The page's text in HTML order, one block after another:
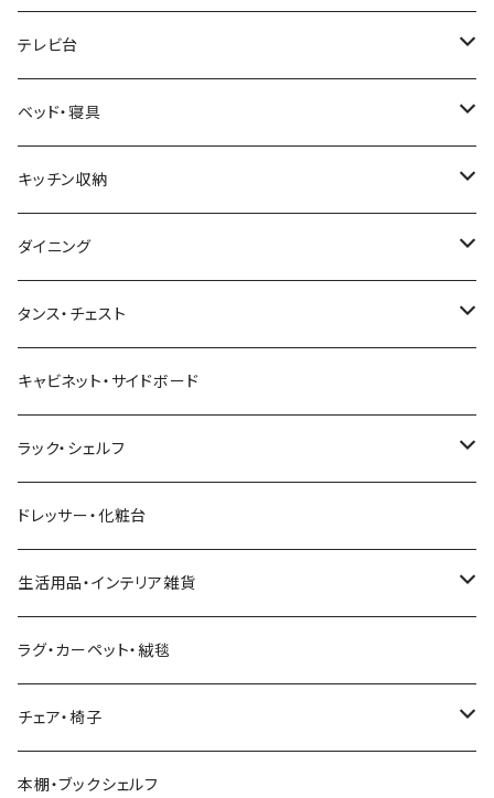
和風/和モダン
ミッドセンチュリー
西海岸風
カフェ風
ヴィンテージ
北欧風・ノルディック
インダストリアル
フレンチカントリー
アジアン
ボタニカル
モダン
カントリー
収納付きデスク
折りたたみデスク
サイズ
幅100cm以下
幅101～120cm
デスクワゴン
幅100cm以下
幅101～120cm
ローテーブル・リビングテーブル
サイドテーブル・ナイトテーブル
カウンターテーブル
こたつ・こたつテーブル
こたつテーブル+布団掛敷セット
こたつテーブル+掛け布団
ネストテーブル
折りたたみテーブル
昇降式・リフティングテーブル
サイズ
幅90cm以下
幅91～120cm
1人掛けソファ
2人掛けソファ
3人掛けソファ
4人掛け以上のソファ
ソファベッド
フロアソファ・ローソファ
リクライニングソファ
カウチソファ・コーナーソファ
オットマン
電動リクライニングソファ
テレビ台
サイズ
幅90cm以下
幅91～120cm
ロータイプテレビ台・ローボード
ミドルタイプテレビ台
コーナーテレビ台
ハイタイプテレビ台・壁面収納
伸縮テレビ台
テレビスタンド
ベッド・寝具
サイズ
セミシングルショート
シングルベッド
ベッドフレーム
マット付きベッド
収納付きベッド
ロフトベッド
ヘッドボード
マットレス
寝具
キッチン収納
食器棚
キッチンカウンター
キッチンワゴン
レンジ台
キッチンラック
キッチン雑貨
ダイニング
ダイニングテーブル
ダイニングテーブルセット
2人用ダイニングテーブルセット
4人用ダイニングテーブルセット
ダイニングチェア・ベンチ
ダイニングソファ
タンス・チェスト
サイドチェスト
ハイチェスト
キャビネット・サイドボード
ラック・シェルフ
オープンラック
突っ張り収納
カート
ディスプレイラック
ドレッサー・化粧台
生活用品・インテリア雑貨
ミラー・姿見
ハンガーラック・ポールハンガー
ダストボックス
ラグ・カーペット・絨毯
チェア・椅子
スツール
本棚・ブックシェルフ